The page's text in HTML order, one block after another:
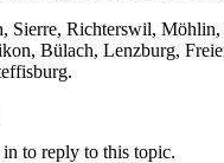
Sierre, Richterswil,
Bülach, Lenzburg,
to reply to this topic.